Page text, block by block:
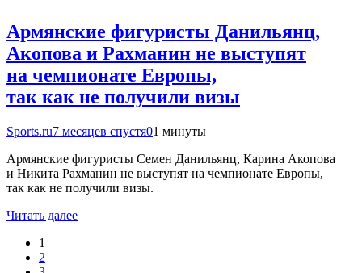
Армянские фигуристы Данильянц,
Акопова и Рахманин не выступят
на чемпионате Европы,
так как не получили визы
Sports.ru7 месяцев спустя01 минуты
Армянские фигуристы Семен Данильянц, Карина Акопова
и Никита Рахманин не выступят на чемпионате Европы,
так как не получили визы.
Читать далее
1
2